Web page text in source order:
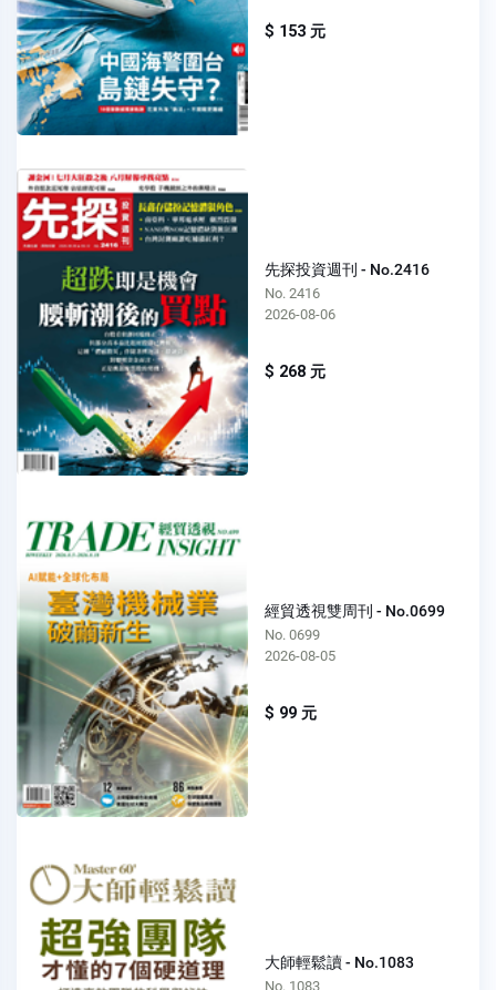
$ 153 元
先探投資週刊 - No.2416
No. 2416
2026-08-06
$ 268 元
經貿透視雙周刊 - No.0699
No. 0699
2026-08-05
$ 99 元
大師輕鬆讀 - No.1083
No. 1083